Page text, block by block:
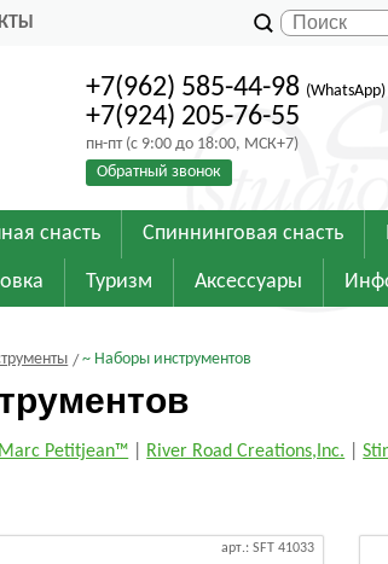
+7(962) 585-44-98 (WhatsApp)
+7(924) 205-76-55
пн-пт (с 9:00 до 18:00, МСК+7)
Обратный звонок
снасть Спиннинговая снасть
Туризм Аксессуары
~ Наборы инструментов
Marc Petitjean™ River Road Creations,Inc. |
арт.: SFT 41033